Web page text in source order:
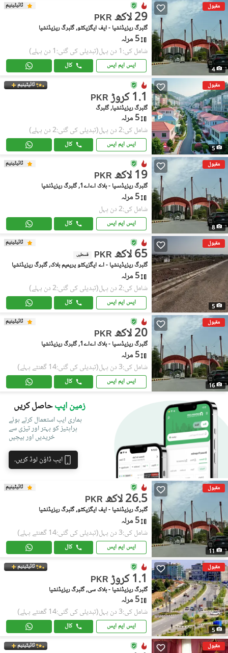
مقبول
4
ٹائیٹینیم
PKR 29 لاکھ
گلبرگ ریزیڈنشیا - ایف ایگزیکٹو, گلبرگ ریزیڈنشیا
5 مرلہ
شامل کی:1 دن پہل (تبدیلی کی گئی:1 دن پہلے)
ایس ایم ایس کال
مقبول
5
ٹائیٹینیم
PKR 1.1 کروڑ
گلبرگ ریزیڈنشیا, گلبرگ
5 مرلہ
شامل کی:2 دن پہل (تبدیلی کی گئی:2 دن پہلے)
ایس ایم ایس کال
مقبول
8
ٹائیٹینیم
PKR 19 لاکھ
گلبرگ ریزیڈںسیا - بلاک اےاے1, گلبرگ ریزیڈنشیا
5 مرلہ
شامل کی:2 دن پہل
ایس ایم ایس کال
مقبول
5
ٹائیٹینیم
PKR 65 لاکھ قسطیں
گلبرگ ریزیڈینشیا - اے ایگزیکٹو پریمیم بلاک, گلبرگ ریزیڈنشیا
5 مرلہ
شامل کی:2 دن پہل (تبدیلی کی گئی:2 دن پہلے)
ایس ایم ایس کال
مقبول
16
ٹائیٹینیم
PKR 20 لاکھ
گلبرگ ریزیڈںسیا - بلاک اےاے1, گلبرگ ریزیڈنشیا
5 مرلہ
شامل کی:3 دن پہل (تبدیلی کی گئی:14 گھنٹے پہلے)
ایس ایم ایس کال
زمین اپپحاصل کریں
ہماری ایپ استعمال کرتے ہوئے
پراپٹیز کو بہتر اور تیزی سے
خریدیں اور بیچیں
ایپ ڈاؤن لوڈ کریں۔
مقبول
11
ٹائیٹینیم
PKR 26.5 لاکھ
گلبرگ ریزیڈنشیا - ایف ایگزیکٹو, گلبرگ ریزیڈنشیا
5 مرلہ
شامل کی:3 دن پہل (تبدیلی کی گئی:14 گھنٹے پہلے)
ایس ایم ایس کال
مقبول
5
ٹائیٹینیم
PKR 1.1 کروڑ
گلبرگ ریزیڈنشیا - بلاک سی, گلبرگ ریزیڈنشیا
5 مرلہ
شامل کی:3 دن پہل (تبدیلی کی گئی:14 گھنٹے پہلے)
ایس ایم ایس کال
مقبول ٹائیٹینیم